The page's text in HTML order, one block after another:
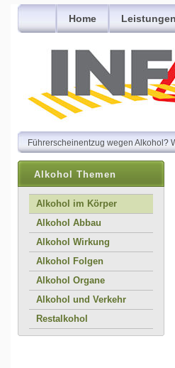
Home Leistungen
Führerscheinentzug wegen Alkohol?
Alkohol Themen
Alkohol im Körper
Alkohol Abbau
Alkohol Wirkung
Alkohol Folgen
Alkohol Organe
Alkohol und Verkehr
Restalkohol